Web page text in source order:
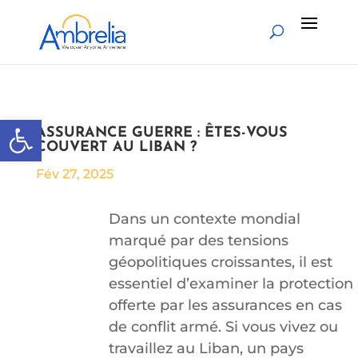
Ouvrir la barre d’outils
ASSURANCE GUERRE : ÊTES-VOUS
COUVERT AU LIBAN ?
Fév 27, 2025
Dans un contexte mondial
marqué par des tensions
géopolitiques croissantes, il est
essentiel d’examiner la protection
offerte par les assurances en cas
de conflit armé. Si vous vivez ou
travaillez au Liban, un pays